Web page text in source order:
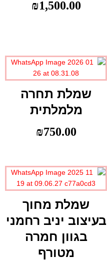
₪1,500.00
שמלת תחרה
מלמלתית
₪750.00
שמלת מחוך
בעיצוב יניב רחמני
בגוון חמרה
מטורף